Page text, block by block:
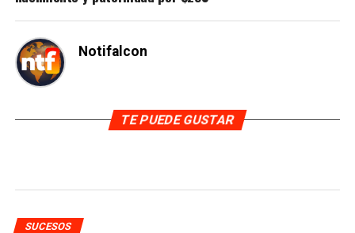
Notifalcon
TE PUEDE GUSTAR
SUCESOS